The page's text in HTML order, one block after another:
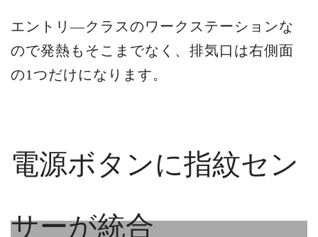
エントリ―クラスのワークステーションな
ので発熱もそこまでなく、排気口は右側面
の1つだけになります。
電源ボタンに指紋セン
サーが統合